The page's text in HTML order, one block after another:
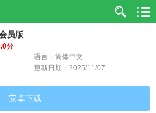
员版
分
语言：简体中文
更新日期：2025/11/07
安卓下载